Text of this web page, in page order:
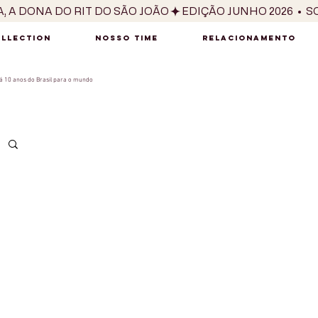
NOSSO TIME RELACIONAMENTO
10 anos do Brasil para o mundo